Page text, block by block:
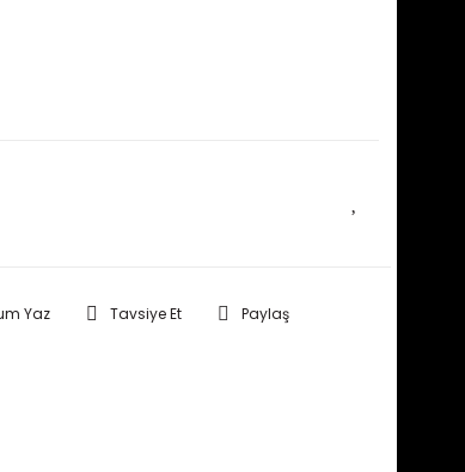
Yaz Tavsiye Et Paylaş